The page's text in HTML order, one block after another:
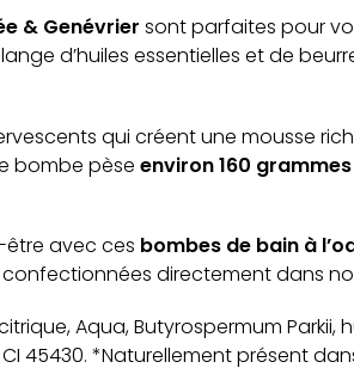
& Genévrier sont parfaites pour
d’huiles essentielles et de
qui créent une mousse
bombe pèse environ 160 grammes
avec ces bombes de bain à
directement dans
Aqua, Butyrospermum Parkii,
45430. *Naturellement présent